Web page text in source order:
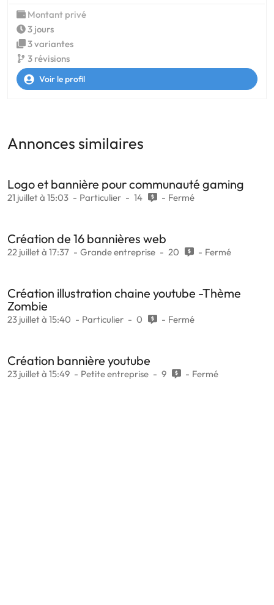
Montant privé
3 jours
3 variantes
3 révisions
Voir le profil
Annonces similaires
Logo et bannière pour communauté gaming
21 juillet à 15:03 Particulier 14 Fermé
Création de 16 bannières web
22 juillet à 17:37 Grande entreprise 20 Fermé
Création illustration chaine youtube -Thème
Zombie
23 juillet à 15:40 Particulier 0 Fermé
Création bannière youtube
23 juillet à 15:49 Petite entreprise 9 Fermé